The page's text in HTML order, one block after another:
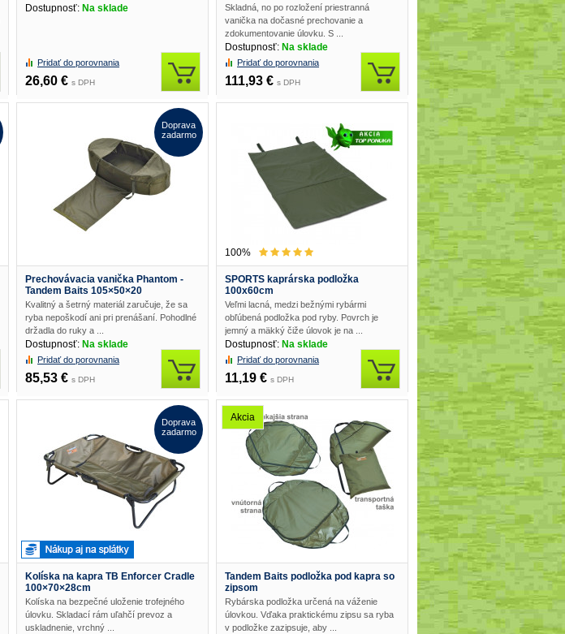
Dostupnosť: Na sklade
Pridať do porovnania
26,60 € s DPH
Skladná, no po rozložení priestranná
vanička na dočasné prechovanie a
zdokumentovanie úlovku. S ...
Dostupnosť: Na sklade
Pridať do porovnania
111,93 € s DPH
Prechovávacia vanička Phantom -
Tandem Baits 105×50×20
Kvalitný a šetrný materiál zaručuje, že sa
ryba nepoškodí ani pri prenášaní. Pohodlné
držadla do ruky a ...
Dostupnosť: Na sklade
Pridať do porovnania
85,53 € s DPH
Doprava
zadarmo
100%
SPORTS kaprárska podložka
100x60cm
Veľmi lacná, medzi bežnými rybármi
obľúbená podložka pod ryby. Povrch je
jemný a mäkký čiže úlovok je na ...
Dostupnosť: Na sklade
Pridať do porovnania
11,19 € s DPH
100%
Kolíska na kapra TB Enforcer Cradle
100×70×28cm
Kolíska na bezpečné uloženie trofejného
úlovku. Skladací rám uľahčí prevoz a
uskladnenie, vrchný ...
Doprava
zadarmo
Akcia
Tandem Baits podložka pod kapra so
zipsom
Rybárska podložka určená na váženie
úlovkou. Vďaka praktickému zipsu sa ryba
v podložke zazipsuje, aby ...